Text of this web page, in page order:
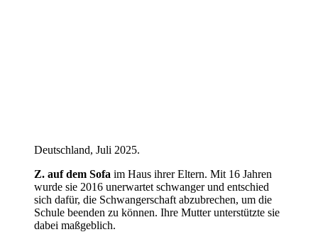
Deutschland, Juli 2025.
Z. auf dem Sofa im Haus ihrer Eltern. Mit 16 Jahren
wurde sie 2016 unerwartet schwanger und entschied
sich dafür, die Schwangerschaft abzubrechen, um die
Schule beenden zu können. Ihre Mutter unterstützte sie
dabei maßgeblich.